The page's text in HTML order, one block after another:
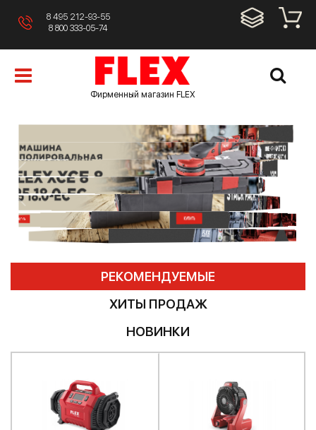
8 495 212-93-55
8 800 333-05-74
Фирменный магазин FLEX
РЕКОМЕНДУЕМЫЕ
ХИТЫ ПРОДАЖ
НОВИНКИ